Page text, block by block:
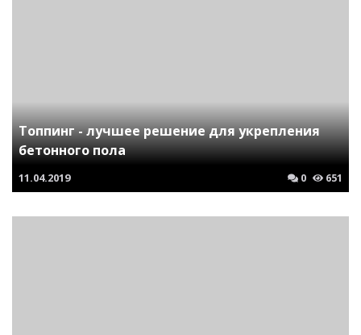
Топпинг - лучшее решение для укрепления
бетонного пола
11.04.2019 0 651